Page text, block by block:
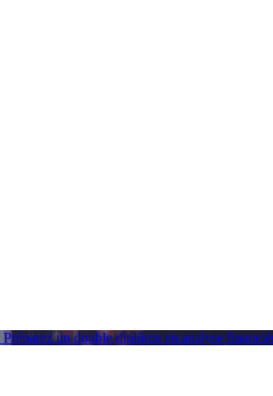
Préparez un double diplôme en analyse